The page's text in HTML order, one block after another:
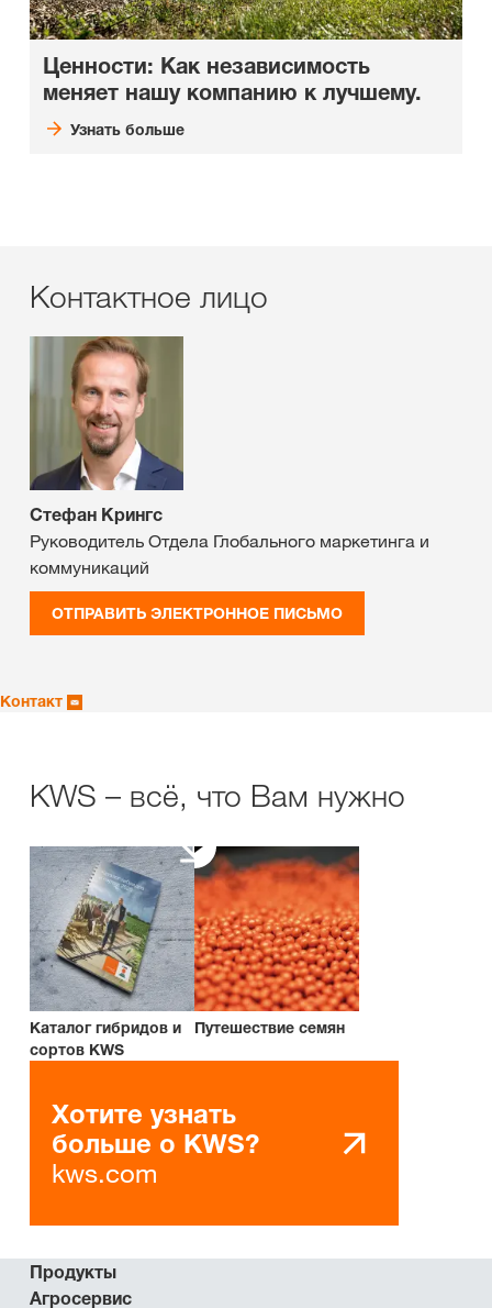
Ценности: Как независимость
меняет нашу компанию к лучшему.
Узнать больше
Контактное лицо
Стефан Крингс
Руководитель Отдела Глобального маркетинга и
коммуникаций
ОТПРАВИТЬ ЭЛЕКТРОННОЕ ПИСЬМО
Контакт
KWS – всё, что Вам нужно
Каталог гибридов и
сортов KWS
Путешествие семян
Хотите узнать
больше о KWS?
kws.com
Продукты
Агросервис